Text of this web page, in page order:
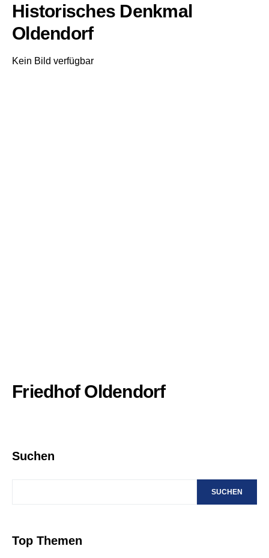
Historisches Denkmal
Oldendorf
Kein Bild verfügbar
Friedhof Oldendorf
Suchen
SUCHEN
Top Themen